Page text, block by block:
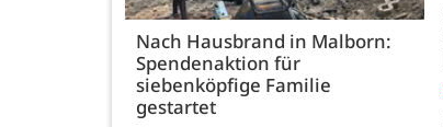
Nach Hausbrand in Malborn:
Spendenaktion für
siebenköpfige Familie
gestartet